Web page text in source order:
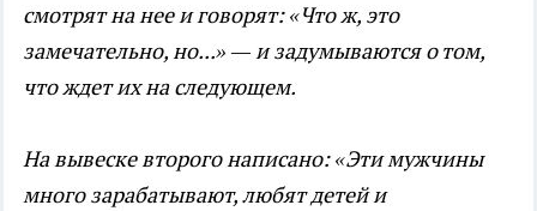
смотрят на нее и говорят: «Что ж, это
замечательно, но...» — и задумываются о том,
что ждет их на следующем.
На вывеске второго написано: «Эти мужчины
много зарабатывают, любят детей и